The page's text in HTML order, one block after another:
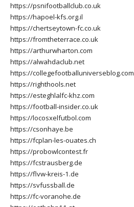
https://psnifootballclub.co.uk
https://hapoel-kfs.org.il
https://chertseytown-fc.co.uk
https://fromtheterrace.co.uk
https://arthurwharton.com
https://alwahdaclub.net
https://collegefootballuniverseblog.com
https://righthools.net
https://esteghlalfc-khz.com
https://football-insider.co.uk
https://locosxelfutbol.com
https://csonhaye.be
https://fcplan-les-ouates.ch
https://probowlcontest.fr
https://fcstrausberg.de
https://flvw-kreis-1.de
https://svfussball.de
https://fc-voranohe.de